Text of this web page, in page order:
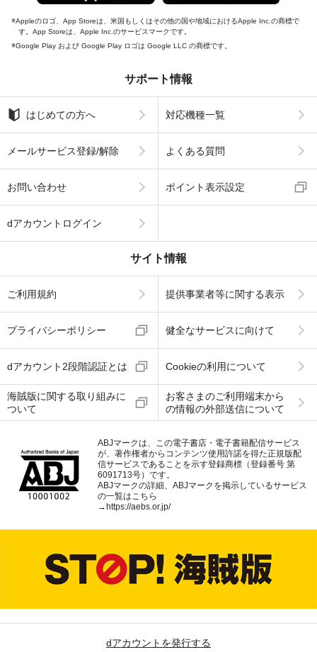
Appleのロゴ、App Storeは、米国もしくはその他の国や地域におけるApple Inc.の商標で
す。App Storeは、Apple Inc.のサービスマークです。
Google Play および Google Play ロゴは Google LLC の商標です。
サポート情報
はじめての方へ 対応機種一覧
メールサービス登録/解除 よくある質問
お問い合わせ ポイント表示設定
dアカウントログイン
サイト情報
ご利用規約 提供事業者等に関する表示
プライバシーポリシー 健全なサービスに向けて
dアカウント2段階認証とは Cookieの利用について
海賊版に関する取り組みに
ついて
お客さまのご利用端末から
の情報の外部送信について
ABJマークは、この電子書店・電子書籍配信サービス
が、著作権者からコンテンツ使用許諾を得た正規版配
信サービスであることを示す登録商標（登録番号 第
6091713号）です。
ABJマークの詳細、ABJマークを掲示しているサービス
の一覧はこちら
→https://aebs.or.jp/
dアカウントを発行する